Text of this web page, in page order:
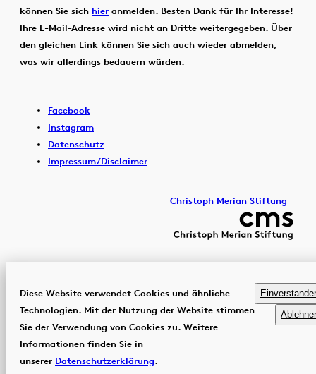
können Sie sich hier anmelden. Besten Dank für Ihr Interesse!
Ihre E-Mail-Adresse wird nicht an Dritte weitergegeben. Über
den gleichen Link können Sie sich auch wieder abmelden,
was wir allerdings bedauern würden.
Facebook
Instagram
Datenschutz
Impressum/Disclaimer
Christoph Merian Stiftung
Diese Website verwendet Cookies und ähnliche
Technologien. Mit der Nutzung der Website stimmen
Sie der Verwendung von Cookies zu. Weitere
Informationen finden Sie in
unserer Datenschutzerklärung.